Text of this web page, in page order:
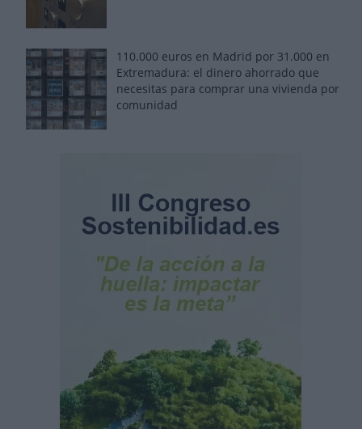
110.000 euros en Madrid por 31.000 en
Extremadura: el dinero ahorrado que
necesitas para comprar una vivienda por
comunidad